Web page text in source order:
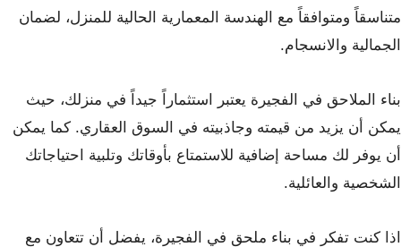
متناسقاً ومتوافقاً مع الهندسة المعمارية الحالية للمنزل، لضمان
الجمالية والانسجام.
بناء الملاحق في الفجيرة يعتبر استثماراً جيداً في منزلك، حيث
يمكن أن يزيد من قيمته وجاذبيته في السوق العقاري. كما يمكن
أن يوفر لك مساحة إضافية للاستمتاع بأوقاتك وتلبية احتياجاتك
الشخصية والعائلية.
اذا كنت تفكر في بناء ملحق في الفجيرة، يفضل أن تتعاون مع